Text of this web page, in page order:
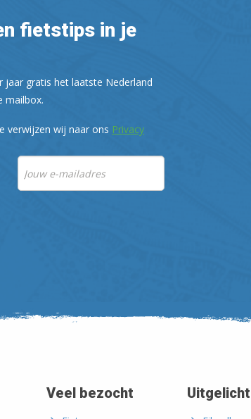
fietstips in je
jaar gratis het laatste Nederland
mailbox.
verwijzen wij naar ons Privacy
Veel bezocht Uitgelicht